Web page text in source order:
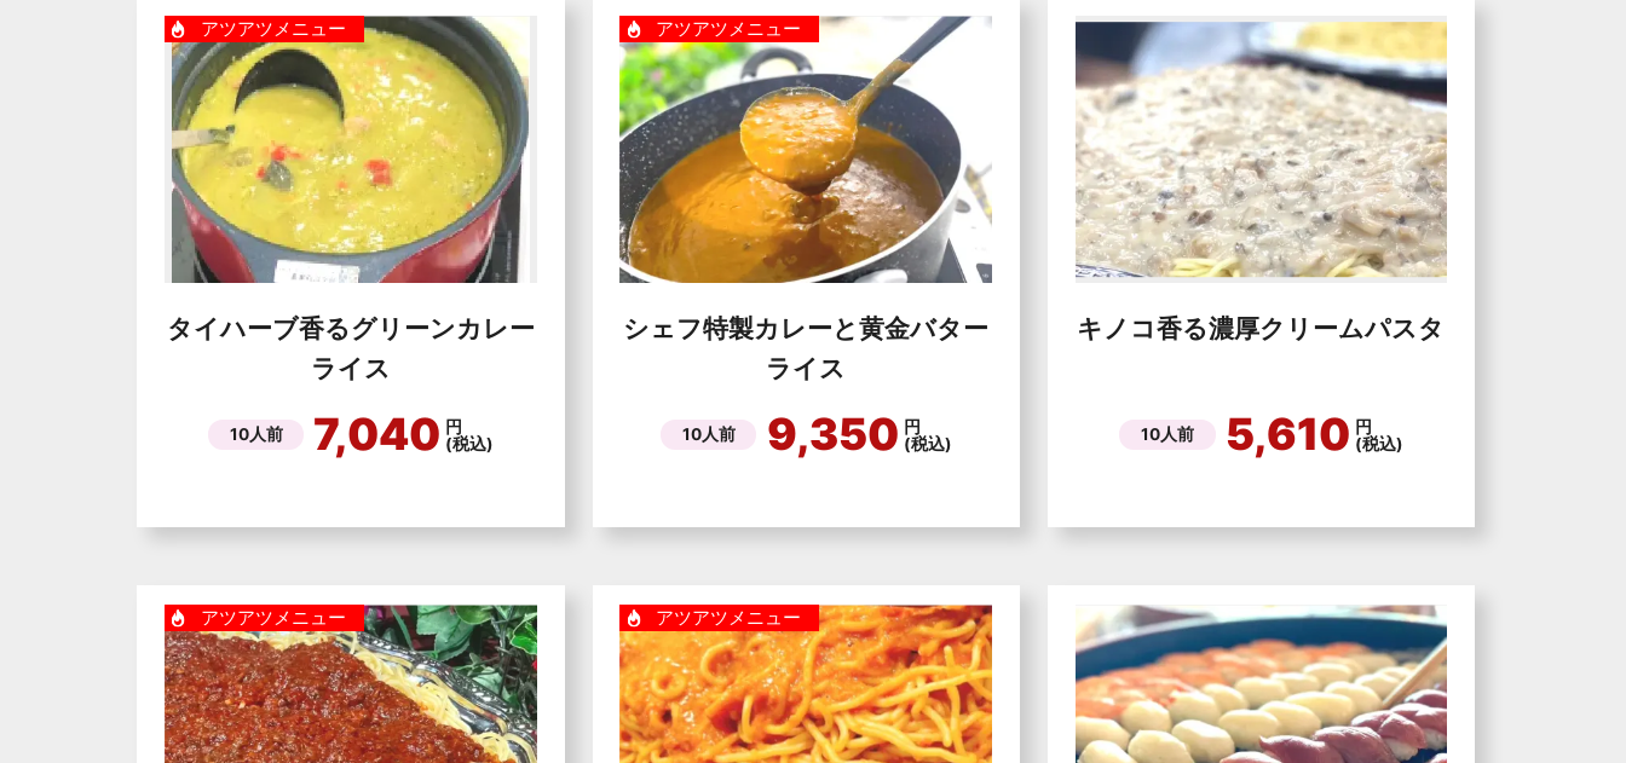
アツアツメニュー
タイハーブ香るグリーンカレー
ライス
10人前 7,040 円
(税込)
アツアツメニュー
シェフ特製カレーと黄金バター
ライス
10人前 9,350 円
(税込)
キノコ香る濃厚クリームパスタ
10人前 5,610 円
(税込)
アツアツメニュー アツアツメニュー